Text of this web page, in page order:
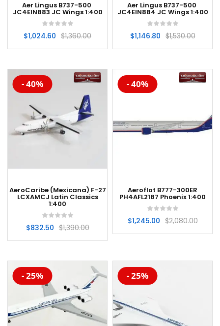
Aer Lingus B737-500
JC4EIN883 JC Wings 1:400
$1,360.00
$1,024.60
Aer Lingus B737-500
JC4EIN884 JC Wings 1:400
$1,530.00
$1,146.80
-20%
- 40%
AeroCaribe (Mexicana) F-27
LCXAMCJ Latin Classics
1:400
$1,390.00
$832.50
-20%
- 40%
Aeroflot B777-300ER
PH4AFL2187 Phoenix 1:400
$2,080.00
$1,245.00
-20%
- 25% -20%
- 25%